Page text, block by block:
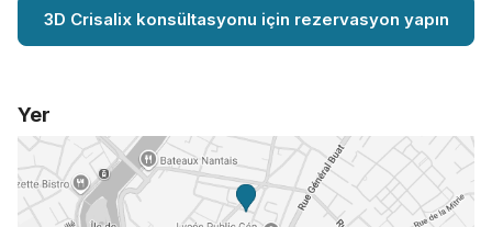
3D Crisalix konsültasyonu için rezervasyon yapın
Yer